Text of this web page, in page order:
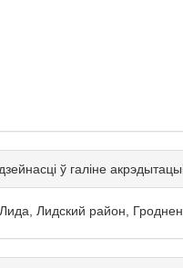
ў галіне
Лидский район,